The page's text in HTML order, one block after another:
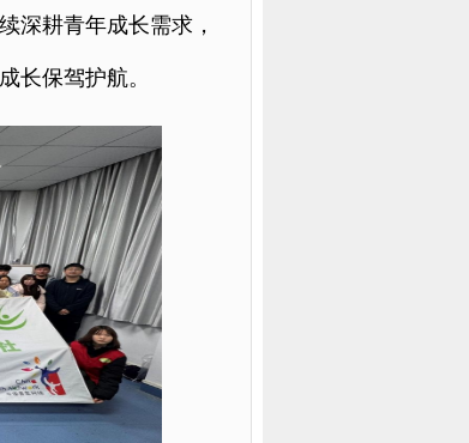
深耕青年成长需求，
长保驾护航。